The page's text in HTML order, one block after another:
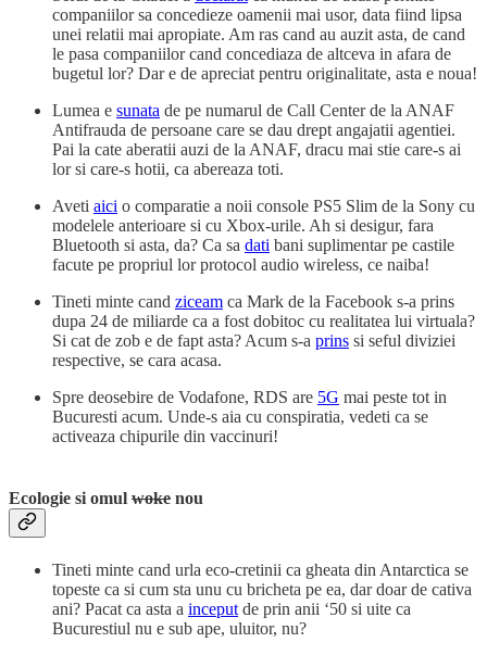
companiilor sa concedieze oamenii mai usor, data fiind lipsa
unei relatii mai apropiate. Am ras cand au auzit asta, de cand
le pasa companiilor cand concediaza de altceva in afara de
bugetul lor? Dar e de apreciat pentru originalitate, asta e noua!
Lumea e sunata de pe numarul de Call Center de la ANAF
Antifrauda de persoane care se dau drept angajatii agentiei.
Pai la cate aberatii auzi de la ANAF, dracu mai stie care-s ai
lor si care-s hotii, ca abereaza toti.
Aveti aici o comparatie a noii console PS5 Slim de la Sony cu
modelele anterioare si cu Xbox-urile. Ah si desigur, fara
Bluetooth si asta, da? Ca sa dati bani suplimentar pe castile
facute pe propriul lor protocol audio wireless, ce naiba!
Tineti minte cand ziceam ca Mark de la Facebook s-a prins
dupa 24 de miliarde ca a fost dobitoc cu realitatea lui virtuala?
Si cat de zob e de fapt asta? Acum s-a prins si seful diviziei
respective, se cara acasa.
Spre deosebire de Vodafone, RDS are 5G mai peste tot in
Bucuresti acum. Unde-s aia cu conspiratia, vedeti ca se
activeaza chipurile din vaccinuri!
Ecologie si omul woke nou
Tineti minte cand urla eco-cretinii ca gheata din Antarctica se
topeste ca si cum sta unu cu bricheta pe ea, dar doar de cativa
ani? Pacat ca asta a inceputde prin anii ‘50 si uite ca
Bucurestiul nu e sub ape, uluitor, nu?